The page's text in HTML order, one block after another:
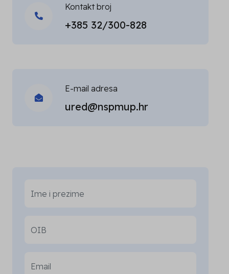
Kontakt broj
+385 32/300-828
E-mail adresa
ured@nspmup.hr